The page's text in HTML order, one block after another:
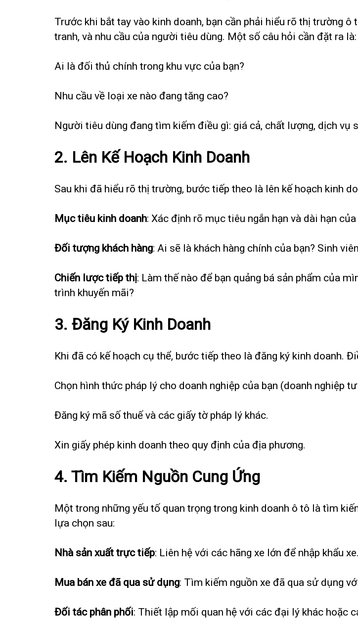
Trước khi bắt tay vào kinh doanh, bạn cần phải hiểu rõ thị trường
tranh, và nhu cầu của người tiêu dùng. Một số câu hỏi cần đặt ra là:
Ai là đối thủ chính trong khu vực của bạn?
Nhu cầu về loại xe nào đang tăng cao?
Người tiêu dùng đang tìm kiếm điều gì: giá cả, chất lượng, dịch vụ
2. Lên Kế Hoạch Kinh Doanh
Sau khi đã hiểu rõ thị trường, bước tiếp theo là lên kế hoạch kinh
Mục tiêu kinh doanh: Xác định rõ mục tiêu ngắn hạn và dài hạn của
Đối tượng khách hàng: Ai sẽ là khách hàng chính của bạn? Sinh
Chiến lược tiếp thị: Làm thế nào để bạn quảng bá sản phẩm của
trình khuyến mãi?
3. Đăng Ký Kinh Doanh
Khi đã có kế hoạch cụ thể, bước tiếp theo là đăng ký kinh doanh.
Chọn hình thức pháp lý cho doanh nghiệp của bạn (doanh nghiệp
Đăng ký mã số thuế và các giấy tờ pháp lý khác.
Xin giấy phép kinh doanh theo quy định của địa phương.
4. Tìm Kiếm Nguồn Cung Ứng
Một trong những yếu tố quan trọng trong kinh doanh ô tô là tìm
lựa chọn sau:
Nhà sản xuất trực tiếp: Liên hệ với các hãng xe lớn để nhập khẩu xe.
Mua bán xe đã qua sử dụng: Tìm kiếm nguồn xe đã qua sử dụng
Đối tác phân phối: Thiết lập mối quan hệ với các đại lý khác hoặc